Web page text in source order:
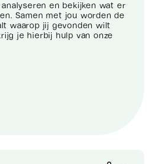
en bekijken wat er
Samen met jou worden de
waarop jij gevonden wilt
je hierbij hulp van onze